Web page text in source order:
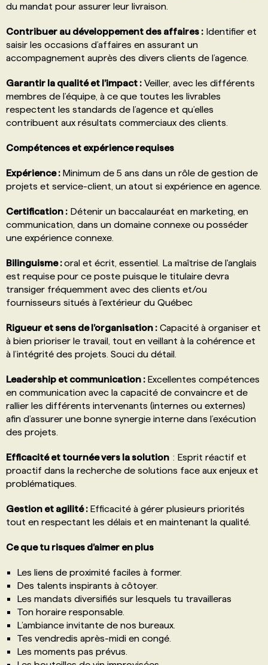
du mandat pour assurer leur livraison.
Contribuer au développement des affaires : Identifier et
saisir les occasions d’affaires en assurant un
accompagnement auprès des divers clients de l’agence.
Garantir la qualité et l’impact : Veiller, avec les différents
membres de l’équipe, à ce que toutes les livrables
respectent les standards de l’agence et qu’elles
contribuent aux résultats commerciaux des clients.
Compétences et expérience requises
Expérience : Minimum de 5 ans dans un rôle de gestion de
projets et service-client, un atout si expérience en agence.
Certification : Détenir un baccalauréat en marketing, en
communication, dans un domaine connexe ou posséder
une expérience connexe.
Bilinguisme :oral et écrit, essentiel. La maîtrise de l'anglais
est requise pour ce poste puisque le titulaire devra
transiger fréquemment avec des clients et/ou
fournisseurs situés à l'extérieur du Québec
Rigueur et sens de l’organisation : Capacité à organiser et
à bien prioriser le travail, tout en veillant à la cohérence et
à l’intégrité des projets. Souci du détail.
Leadership et communication : Excellentes compétences
en communication avec la capacité de convaincre et de
rallier les différents intervenants (internes ou externes)
afin d’assurer une bonne synergie interne dans l’exécution
des projets.
Efficacité et tournée vers la solution : Esprit réactif et
proactif dans la recherche de solutions face aux enjeux et
problématiques.
Gestion et agilité : Efficacité à gérer plusieurs priorités
tout en respectant les délais et en maintenant la qualité.
Ce que tu risques d’aimer en plus
Les liens de proximité faciles à former.
Des talents inspirants à côtoyer.
Les mandats diversifiés sur lesquels tu travailleras
Ton horaire responsable.
L’ambiance invitante de nos bureaux.
Tes vendredis après-midi en congé.
Les moments pas prévus.